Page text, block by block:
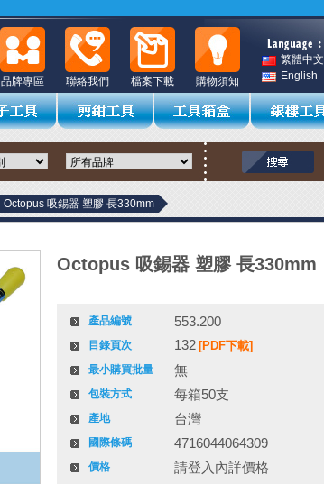
繁體中文
English
購物須知
檔案下載
聯絡我們
品牌專區
Octopus 吸錫器 塑膠 長330mm
Octopus 吸錫器 塑膠 長330mm
產品編號 553.200
目錄頁次 132 [PDF下載]
最小購買批量 無
包裝方式 每箱50支
產地 台灣
國際條碼 4716044064309
價格 請登入內詳價格